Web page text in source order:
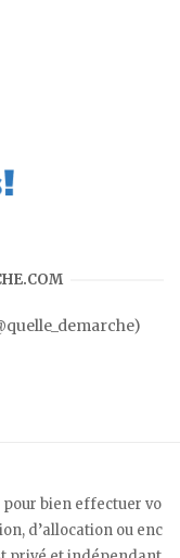
bien effectuer vo
d’allocation ou enc